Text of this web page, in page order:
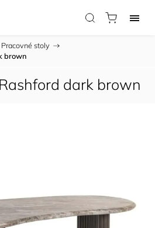
Pracovné stoly /
brown
dark brown